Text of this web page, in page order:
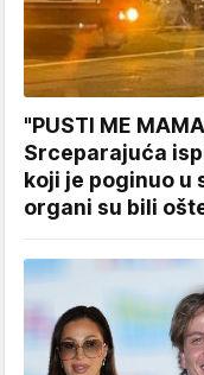
"PUSTI ME
Srceparajuća
koji je poginuo u
organi su bili